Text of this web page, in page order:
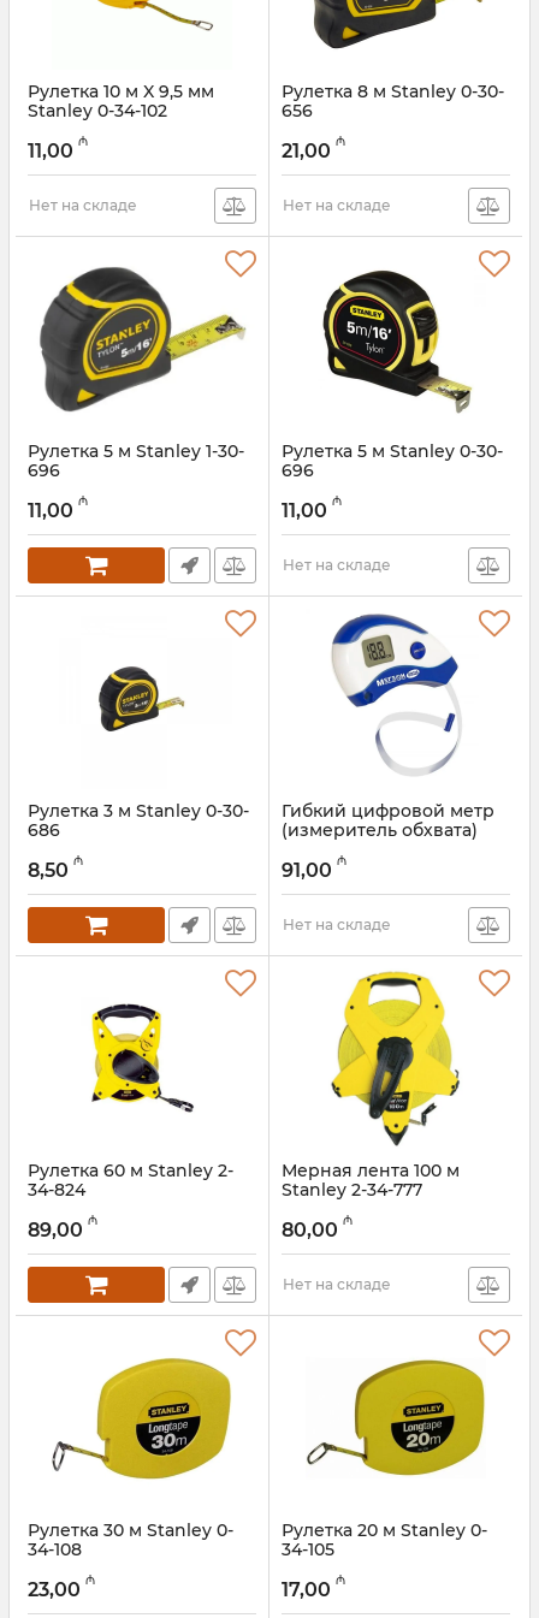
Рулетка 10 м X 9,5 мм
Stanley 0-34-102
Артикул:
11,00 ₼
Нет на складе
Рулетка 8 м Stanley 0-30-
656
Артикул:
21,00 ₼
Нет на складе
Рулетка 5 м Stanley 1-30-
696
Артикул:
11,00 ₼
Рулетка 5 м Stanley 0-30-
696
Артикул:
11,00 ₼
Нет на складе
Рулетка 3 м Stanley 0-30-
686
Артикул:
8,50 ₼
Гибкий цифровой метр
(измеритель обхвата)
Артикул:
91,00 ₼
Нет на складе
Рулетка 60 м Stanley 2-
34-824
017021109
89,00 ₼
Мерная лента 100 м
Stanley 2-34-777
017021147
80,00 ₼
Нет на складе
Рулетка 30 м Stanley 0-
34-108
23,00 ₼
Рулетка 20 м Stanley 0-
34-105
Артикул:
17,00 ₼